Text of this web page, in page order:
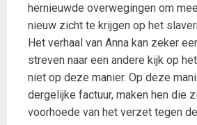
hernieuwde overwegingen om
nieuw zicht te krijgen op het
Het verhaal van Anna kan zeker
streven naar een andere kijk op
niet op deze manier. Op deze
dergelijke factuur, maken hen die
voorhoede van het verzet tegen